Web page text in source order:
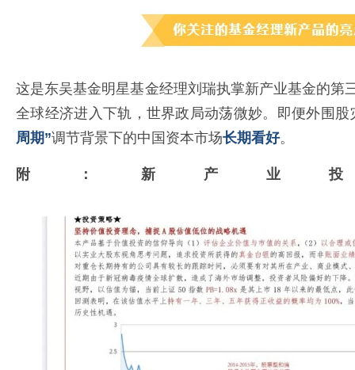
这是东吴基金明星基金经理刘瑞执掌新产业基金的第
全球经济进入下轨，世界政局动荡微妙。即便外围
周期”调节背景下的中国资本市场长期看好。
附：新产业